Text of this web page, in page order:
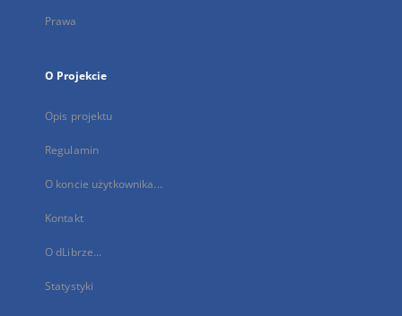
Prawa
O Projekcie
Opis projektu
Regulamin
O koncie użytkownika...
Kontakt
O dLibrze...
Statystyki